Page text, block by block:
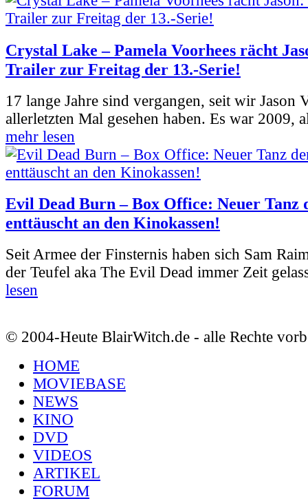
Crystal Lake – Pamela Voorhees rächt
Trailer zur Freitag der 13.-Serie!
17 lange Jahre sind vergangen, seit wir Jason
allerletzten Mal gesehen haben. Es war 2009,
mehr lesen
Evil Dead Burn – Box Office: Neuer Tanz
enttäuscht an den Kinokassen!
Seit Armee der Finsternis haben sich Sam
der Teufel aka The Evil Dead immer Zeit
lesen
© 2004-Heute BlairWitch.de - alle Rechte
HOME
MOVIEBASE
NEWS
KINO
DVD
VIDEOS
ARTIKEL
FORUM